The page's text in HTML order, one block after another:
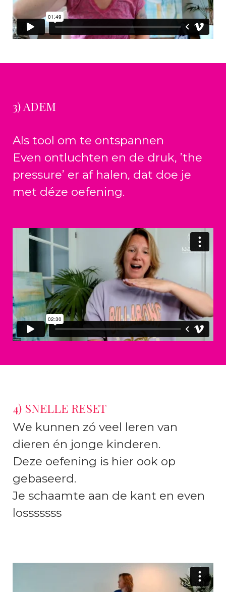
3) ADEM
Als tool om te ontspannen
Even ontluchten en de druk, ’the
pressure’ er af halen, dat doe je
met déze oefening.
4) SNELLE RESET
We kunnen zó veel leren van
dieren én jonge kinderen.
Deze oefening is hier ook op
gebaseerd.
Je schaamte aan de kant en even
losssssss